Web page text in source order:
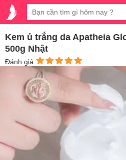
Kem ủ trắng da Apatheia
500g Nhật
Đánh giá